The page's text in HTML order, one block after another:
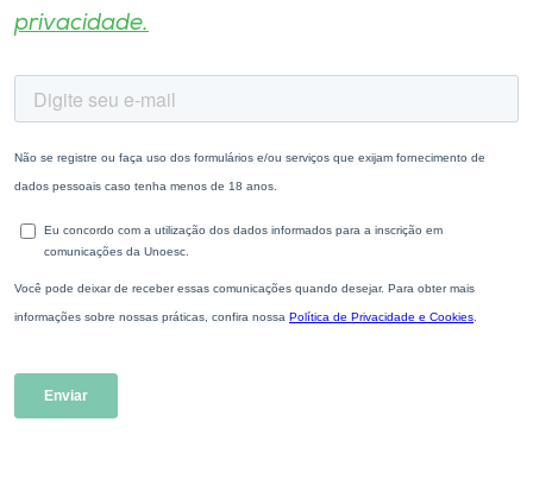
privacidade.